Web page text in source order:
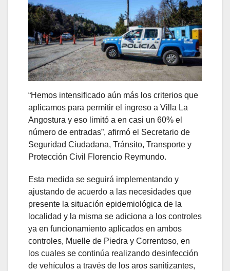
“Hemos intensificado aún más los criterios que
aplicamos para permitir el ingreso a Villa La
Angostura y eso limitó a en casi un 60% el
número de entradas”, afirmó el Secretario de
Seguridad Ciudadana, Tránsito, Transporte y
Protección Civil Florencio Reymundo.
Esta medida se seguirá implementando y
ajustando de acuerdo a las necesidades que
presente la situación epidemiológica de la
localidad y la misma se adiciona a los controles
ya en funcionamiento aplicados en ambos
controles, Muelle de Piedra y Correntoso, en
los cuales se continúa realizando desinfección
de vehículos a través de los aros sanitizantes,